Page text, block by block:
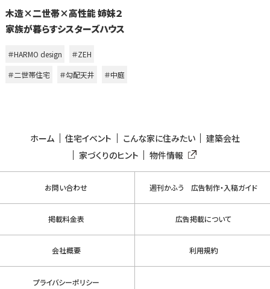
木造×二世帯×高性能 姉妹２
家族が暮らすシスターズハウス
＃HARMO design
＃ZEH
＃二世帯住宅
＃勾配天井 ＃中庭
ホーム 住宅イベント こんな家に住みたい
建築会社
家づくりのヒント
物件情報
お問い合わせ 週刊かふう 広告制作・入稿ガイド
掲載料金表 広告掲載について
会社概要 利用規約
プライバシーポリシー